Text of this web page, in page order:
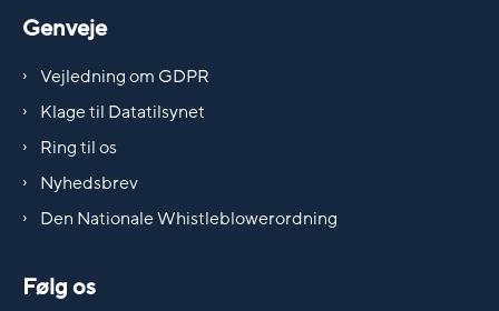
Genveje
Vejledning om GDPR
Klage til Datatilsynet
Ring til os
Nyhedsbrev
Den Nationale Whistleblowerordning
Følg os